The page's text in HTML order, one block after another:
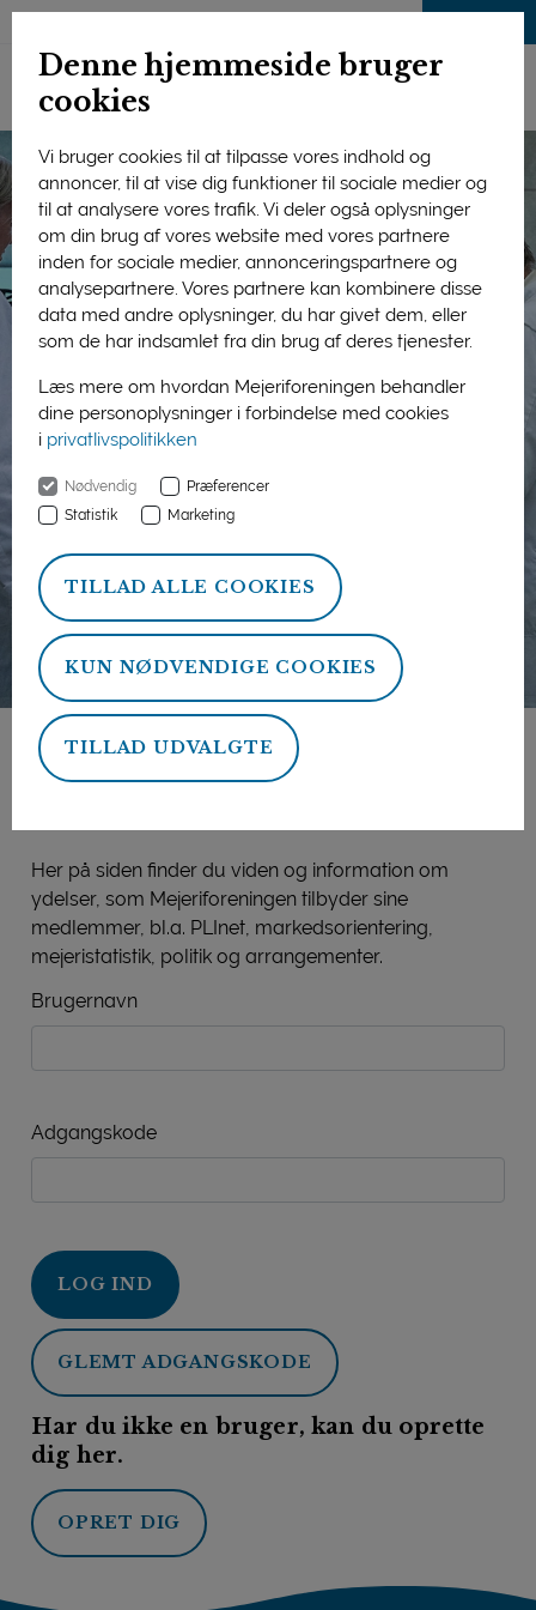
Denne hjemmeside bruger
cookies
Vi bruger cookies til at tilpasse vores indhold og
annoncer, til at vise dig funktioner til sociale medier og
til at analysere vores trafik. Vi deler også oplysninger
om din brug af vores website med vores partnere
inden for sociale medier, annonceringspartnere og
analysepartnere. Vores partnere kan kombinere disse
data med andre oplysninger, du har givet dem, eller
som de har indsamlet fra din brug af deres tjenester.
Læs mere om hvordan Mejeriforeningen behandler
dine personoplysninger i forbindelse med cookies
i privatlivspolitikken
Nødvendig
Præferencer
Statistik
Marketing
TILLAD ALLE COOKIES
KUN NØDVENDIGE COOKIES
TILLAD UDVALGTE
Mejeriforeningens
Her på siden finder du viden og information om
ydelser, som Mejeriforeningen tilbyder sine
medlemmer, bl.a. PLInet, markedsorientering,
mejeristatistik, politik og arrangementer.
Brugernavn
Adgangskode
LOG IND
GLEMT ADGANGSKODE
Har du ikke en bruger, kan du oprette
dig her.
OPRET DIG